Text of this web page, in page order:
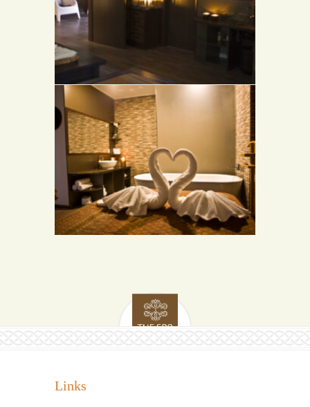
MIESTNOSTI NA THAJSKÉ MASÁŽE
Links